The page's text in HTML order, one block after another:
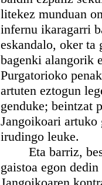
litekez munduan
infernu ikaragarri
eskandalo, oker ta
bagenki alangorik
Purgatorioko
artuten eztogun
genduke; beintzat
Jangoikoari
irudingo leuke.
Eta barriz,
gaistoa egon